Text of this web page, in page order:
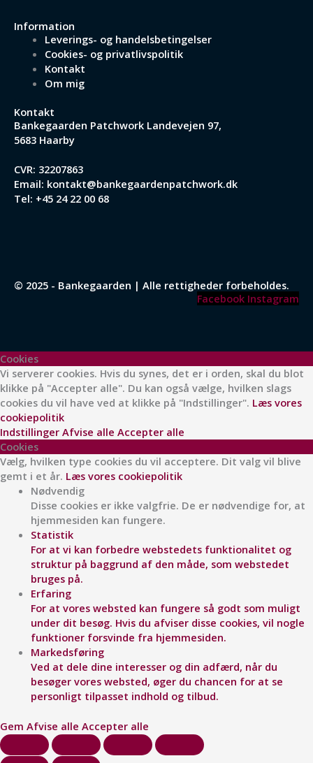
Information
Leverings- og handelsbetingelser
Cookies- og privatlivspolitik
Kontakt
Om mig
Kontakt
Bankegaarden Patchwork Landevejen 97,
5683 Haarby
CVR: 32207863
Email: kontakt@bankegaardenpatchwork.dk
Tel: +45 24 22 00 68
© 2025 - Bankegaarden | Alle rettigheder forbeholdes.
Facebook Instagram
Cookies
Vi serverer cookies. Hvis du synes, det er i orden, skal du blot
klikke på "Accepter alle". Du kan også vælge, hvilken slags
cookies du vil have ved at klikke på "Indstillinger". Læs vores
cookiepolitik
Indstillinger Afvise alle Accepter alle
Cookies
Vælg, hvilken type cookies du vil acceptere. Dit valg vil blive
gemt i et år. Læs vores cookiepolitik
Nødvendig
Disse cookies er ikke valgfrie. De er nødvendige for, at
hjemmesiden kan fungere.
Statistik
For at vi kan forbedre webstedets funktionalitet og
struktur på baggrund af den måde, som webstedet
bruges på.
Erfaring
For at vores websted kan fungere så godt som muligt
under dit besøg. Hvis du afviser disse cookies, vil nogle
funktioner forsvinde fra hjemmesiden.
Markedsføring
Ved at dele dine interesser og din adfærd, når du
besøger vores websted, øger du chancen for at se
personligt tilpasset indhold og tilbud.
Gem Afvise alle Accepter alle